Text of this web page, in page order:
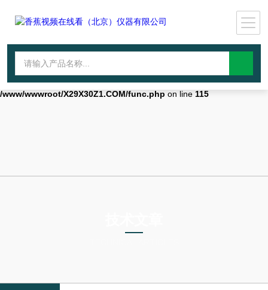
Warning: mkdir(): No space left on device in
file_put_contents(./cachefile_yuan/qhdybl.com/cache/3d/a7bdb/
failed to open stream: No such file or directory in
/www/wwwroot/X29X30Z1.COM/func.php on line 115